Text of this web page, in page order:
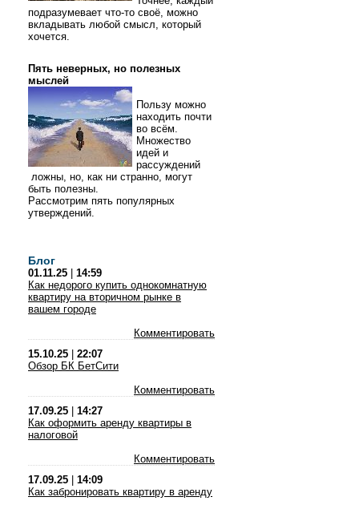
подразумевает что-то своё, можно
вкладывать любой смысл, который
хочется.
Пять неверных, но полезных
мыслей
Пользу можно
находить почти
во всём.
Множество
идей и
рассуждений
ложны, но, как ни странно, могут
быть полезны.
Рассмотрим пять популярных
утверждений.
Блог
01.11.25
14:59
Как недорого купить однокомнатную
квартиру на вторичном рынке в
вашем городе
Комментировать
15.10.25
22:07
Обзор БК БетСити
Комментировать
17.09.25
14:27
Как оформить аренду квартиры в
налоговой
Комментировать
17.09.25
14:09
Как забронировать квартиру в аренду